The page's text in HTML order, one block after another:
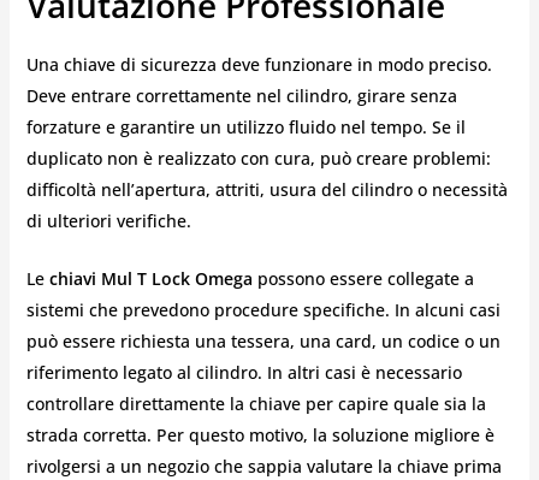
Una chiave di sicurezza deve funzionare in modo preciso.
Deve entrare correttamente nel cilindro, girare senza
forzature e garantire un utilizzo fluido nel tempo. Se il
duplicato non è realizzato con cura, può creare problemi:
difficoltà nell’apertura, attriti, usura del cilindro o necessità
di ulteriori verifiche.
Le chiavi Mul T Lock Omega possono essere collegate a
sistemi che prevedono procedure specifiche. In alcuni casi
può essere richiesta una tessera, una card, un codice o un
riferimento legato al cilindro. In altri casi è necessario
controllare direttamente la chiave per capire quale sia la
strada corretta. Per questo motivo, la soluzione migliore è
rivolgersi a un negozio che sappia valutare la chiave prima